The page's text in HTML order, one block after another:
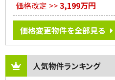
価格改定 >>3,199万円
価格変更物件を全部見る
人気物件ランキング